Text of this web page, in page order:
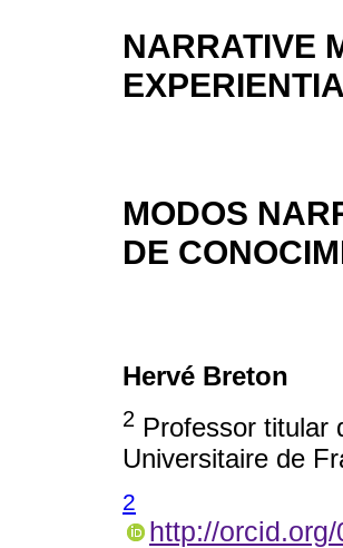
NARRATIVE
MODOS
DE
Hervé Breton
2 Professor titular
Universitaire de
2
http://